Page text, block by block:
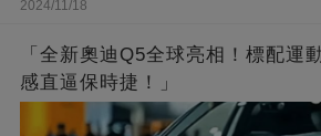
2024/11/18
「全新奧迪Q5全球亮相！標配運
感直逼保時捷！」